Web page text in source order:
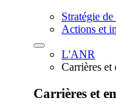
Stratégie
Actions et
L'ANR
Carrières et
Carrières et